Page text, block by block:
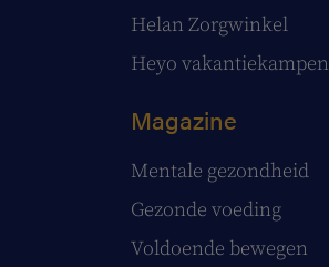
Helan Zorgwinkel
Heyo vakantiekampen
Magazine
Mentale gezondheid
Gezonde voeding
Voldoende bewegen